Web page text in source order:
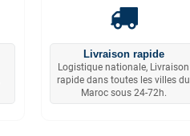
Livraison rapide
Logistique nationale, Livraison
rapide dans toutes les villes du
Maroc sous 24-72h.